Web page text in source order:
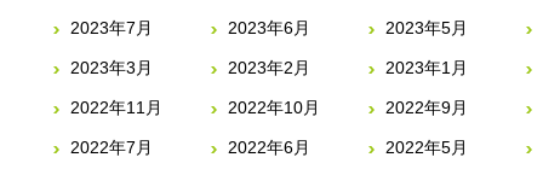
2023年7月 2023年6月 2023年5月
2023年3月 2023年2月 2023年1月
2022年11月 2022年10月 2022年9月
2022年7月 2022年6月 2022年5月